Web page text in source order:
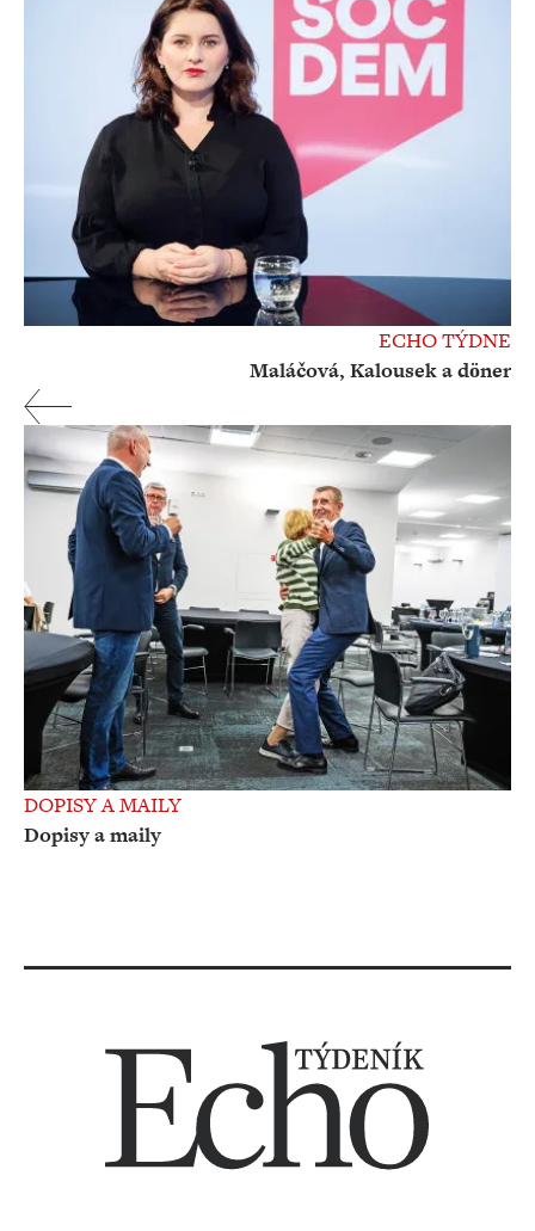
ECHO TÝDNE
Maláčová, Kalousek a döner
DOPISY A MAILY
Dopisy a maily